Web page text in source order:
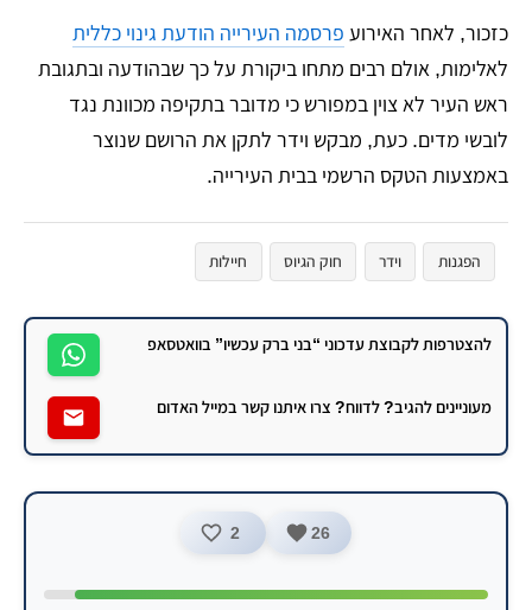
​כזכור, לאחר האירוע פרסמה העירייה הודעת גינוי כללית
לאלימות, אולם רבים מתחו ביקורת על כך שבהודעה ובתגובת
ראש העיר לא צוין במפורש כי מדובר בתקיפה מכוונת נגד
לובשי מדים. כעת, מבקש וידר לתקן את הרושם שנוצר
באמצעות הטקס הרשמי בבית העירייה.
הפגנות וידר חוק הגיוס חיילות
להצטרפות לקבוצת עדכוני “בני ברק עכשיו” בוואטסאפ
מעוניינים להגיב? לדווח? צרו איתנו קשר במייל האדום
26
2